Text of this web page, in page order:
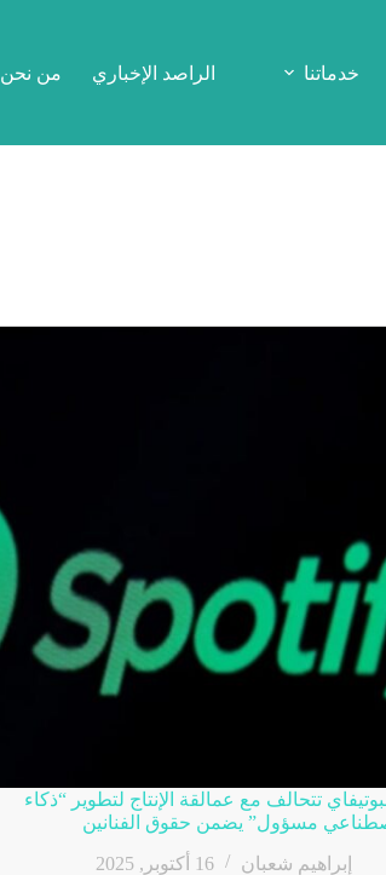
خدماتنا الراصد الإخباري من نحن
تتحالف مع عمالقة الإنتاج لتطوير “ذكاء
مسؤول” يضمن حقوق الفنانين
إبراهيم شعبان
16 أكتوبر, 2025